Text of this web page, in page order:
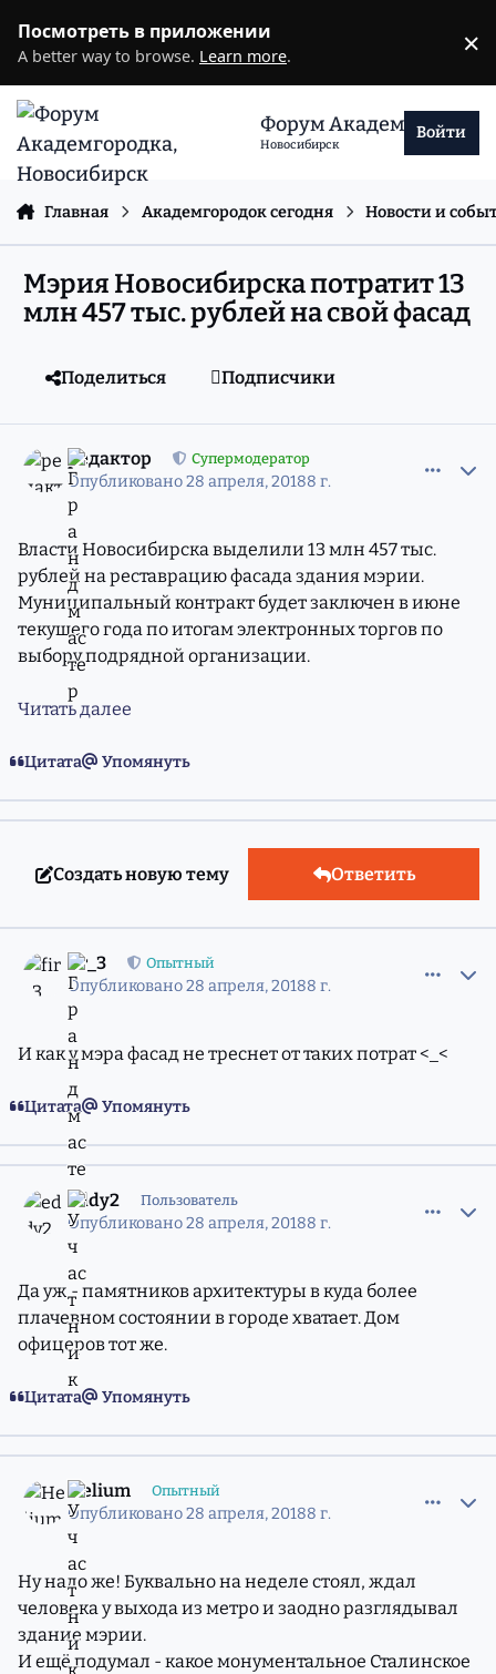
Посмотреть в приложении
A better way to browse. Learn more. ×
Форум Академгородка
Новосибирск
Войти
Главная Академгородок сегодня Новости и
Мэрия Новосибирска потратит 13
млн 457 тыс. рублей на свой фасад
Поделиться Подписчики
редактор Супермодератор
Опубликовано28 апреля, 20188 г.
Власти Новосибирска выделили 13 млн 457 тыс.
рублей на реставрацию фасада здания мэрии.
Муниципальный контракт будет заключен в июне
текущего года по итогам электронных торгов по
выбору подрядной организации.
Читать далее
Цитата Упомянуть
Создать новую тему Ответить
fir_3 Опытный
Опубликовано28 апреля, 20188 г.
И как у мэра фасад не треснет от таких потрат <_<
Цитата Упомянуть
eddy2 Пользователь
Опубликовано28 апреля, 20188 г.
comment_11527729
Статистика авторов
Да уж - памятников архитектуры в куда более
плачевном состоянии в городе хватает. Дом
офицеров тот же.
Цитата Упомянуть
Helium Опытный
Опубликовано28 апреля, 20188 г.
Ну надо же! Буквально на неделе стоял, ждал
человека у выхода из метро и заодно разглядывал
здание мэрии.
И ещё подумал - какое монументальное Сталинское